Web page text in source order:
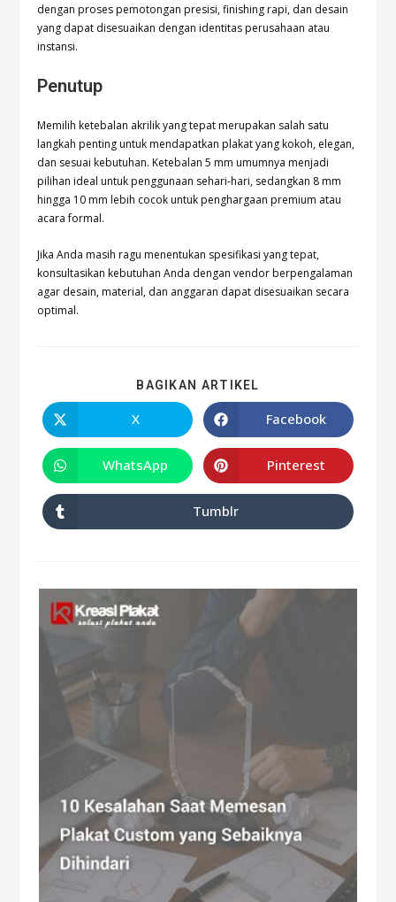
dengan proses pemotongan presisi, finishing rapi, dan desain
yang dapat disesuaikan dengan identitas perusahaan atau
instansi.
Penutup
Memilih ketebalan akrilik yang tepat merupakan salah satu
langkah penting untuk mendapatkan plakat yang kokoh, elegan,
dan sesuai kebutuhan. Ketebalan 5 mm umumnya menjadi
pilihan ideal untuk penggunaan sehari-hari, sedangkan 8 mm
hingga 10 mm lebih cocok untuk penghargaan premium atau
acara formal.
Jika Anda masih ragu menentukan spesifikasi yang tepat,
konsultasikan kebutuhan Anda dengan vendor berpengalaman
agar desain, material, dan anggaran dapat disesuaikan secara
optimal.
BAGIKAN ARTIKEL
X Facebook
WhatsApp Pinterest
Tumblr